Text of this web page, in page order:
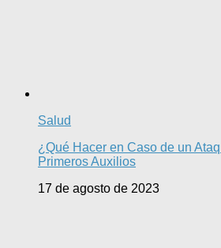
Salud
¿Qué Hacer en Caso de un
Primeros Auxilios
17 de agosto de 2023